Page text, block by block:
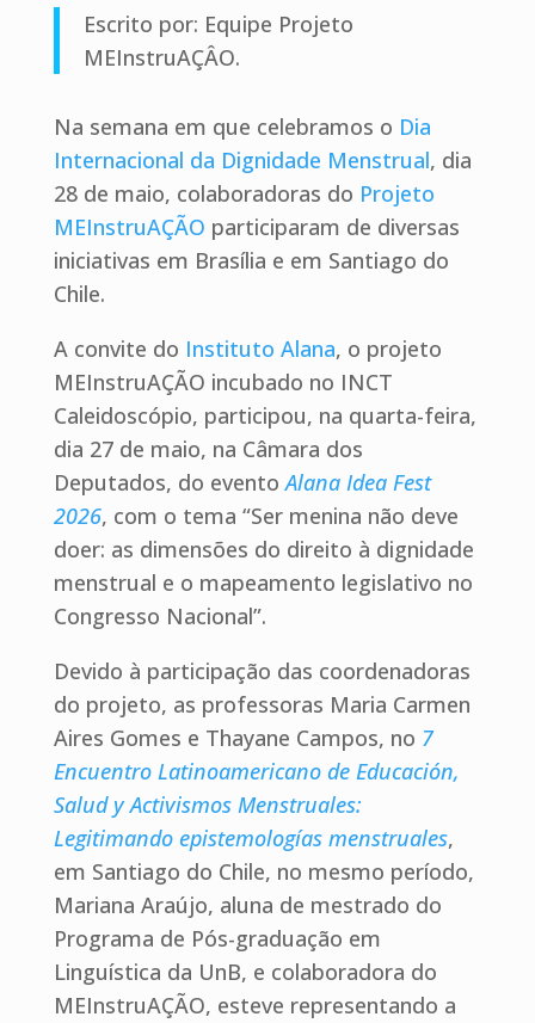
Escrito por: Equipe Projeto
MEInstruAÇÂO.
Na semana em que celebramos o Dia
Internacional da Dignidade Menstrual, dia
28 de maio, colaboradoras do Projeto
MEInstruAÇÃO participaram de diversas
iniciativas em Brasília e em Santiago do
Chile.
A convite do Instituto Alana, o projeto
MEInstruAÇÃO incubado no INCT
Caleidoscópio, participou, na quarta-feira,
dia 27 de maio, na Câmara dos
Deputados, do eventoAlana Idea Fest
2026, com o tema “Ser menina não deve
doer: as dimensões do direito à dignidade
menstrual e o mapeamento legislativo no
Congresso Nacional”.
Devido à participação das coordenadoras
do projeto, as professoras Maria Carmen
Aires Gomes e Thayane Campos, no 7
Encuentro Latinoamericano de Educación,
Salud y Activismos Menstruales:
Legitimando epistemologías menstruales,
em Santiago do Chile, no mesmo período,
Mariana Araújo, aluna de mestrado do
Programa de Pós-graduação em
Linguística da UnB, e colaboradora do
MEInstruAÇÃO, esteve representando a